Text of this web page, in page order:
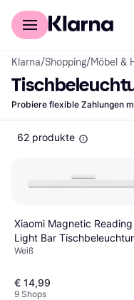
Für Shopper
Klarna/Shopping/Möbel &
Probiere flexible Zahlungen
62 produkte
Xiaomi Magnetic Reading
Light Bar
Weiß
€ 14,99
9 Shops